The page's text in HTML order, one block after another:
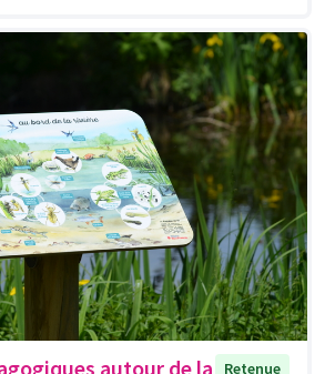
autour de la
Retenue